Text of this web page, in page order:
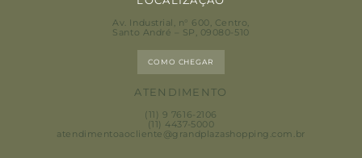
Av. Industrial, n° 600, Centro
Santo André – SP, 09080-510
COMO CHEGAR
ATENDIMENTO
(11) 9 7616-2106
(11) 4437-5000
atendimentoaocliente@grandplazashopping.com.br